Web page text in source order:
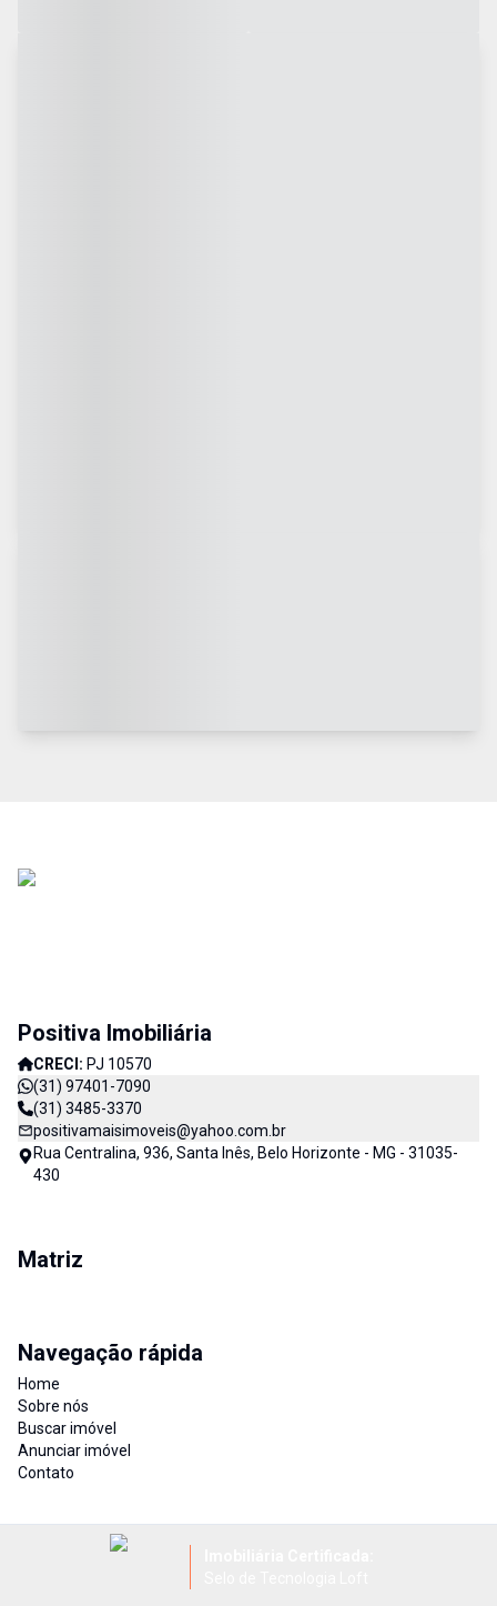
Positiva Imobiliária
CRECI: PJ 10570
(31) 97401-7090
(31) 3485-3370
positivamaisimoveis@yahoo.com.br
Rua Centralina, 936, Santa Inês, Belo Horizonte - MG - 31035-
430
Matriz
Navegação rápida
Home
Sobre nós
Buscar imóvel
Anunciar imóvel
Contato